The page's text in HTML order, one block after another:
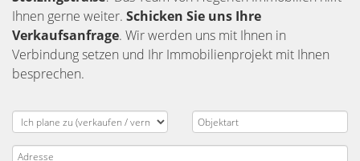
Ihnen gerne weiter. Schicken Sie uns Ihre
Verkaufsanfrage. Wir werden uns mit Ihnen in
Verbindung setzen und Ihr Immobilienprojekt mit Ihnen
besprechen.